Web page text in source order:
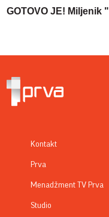
GOTOVO JE!
Kontakt
Prva
Menadžment TV Prva
Studio